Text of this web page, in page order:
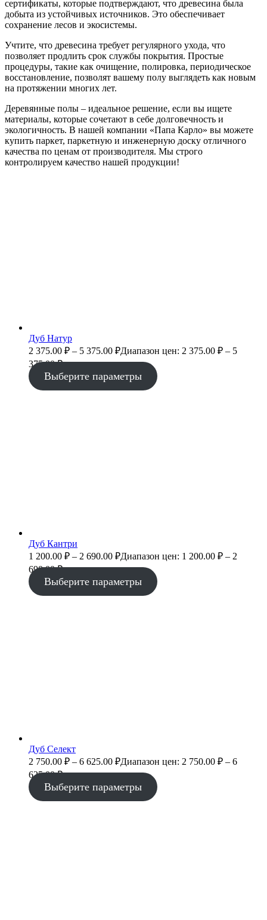
сертификаты, которые подтверждают, что древесина была
добыта из устойчивых источников. Это обеспечивает
сохранение лесов и экосистемы.
Учтите, что древесина требует регулярного ухода, что
позволяет продлить срок службы покрытия. Простые
процедуры, такие как очищение, полировка, периодическое
восстановление, позволят вашему полу выглядеть как новым
на протяжении многих лет.
Деревянные полы – идеальное решение, если вы ищете
материалы, которые сочетают в себе долговечность и
экологичность. В нашей компании «Папа Карло» вы можете
купить паркет, паркетную и инженерную доску отличного
качества по ценам от производителя. Мы строго
контролируем качество нашей продукции!
Дуб Натур
2 375.00 ₽ – 5 375.00 ₽Диапазон цен: 2 375.00 ₽ – 5
375.00 ₽
Выберите параметры
Дуб Кантри
1 200.00 ₽ – 2 690.00 ₽Диапазон цен: 1 200.00 ₽ – 2
690.00 ₽
Выберите параметры
Дуб Селект
2 750.00 ₽ – 6 625.00 ₽Диапазон цен: 2 750.00 ₽ – 6
625.00 ₽
Выберите параметры